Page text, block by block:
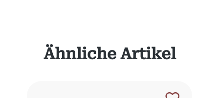
Produktgalerie überspringen
Ähnliche Artikel